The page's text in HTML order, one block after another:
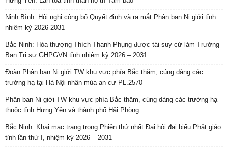
Ninh Bình: Hội nghị công bố Quyết định và ra mắt Phân ban Ni giới tỉnh
nhiệm kỳ 2026-2031
Bắc Ninh: Hòa thượng Thích Thanh Phụng được tái suy cử làm Trưởng
Ban Trị sự GHPGVN tỉnh nhiệm kỳ 2026 – 2031
Đoàn Phân ban Ni giới TW khu vực phía Bắc thăm, cúng dàng các
trường hạ tại Hà Nội nhân mùa an cư PL.2570
Phân ban Ni giới TW khu vực phía Bắc thăm, cúng dàng các trường hạ
thuộc tỉnh Hưng Yên và thành phố Hải Phòng
Bắc Ninh: Khai mạc trang trọng Phiên thứ nhất Đại hội đại biểu Phật giáo
tỉnh lần thứ I, nhiệm kỳ 2026 – 2031